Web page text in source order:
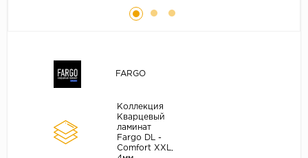
FARGO
Коллекция
Кварцевый
ламинат
Fargo DL -
Comfort XXL,